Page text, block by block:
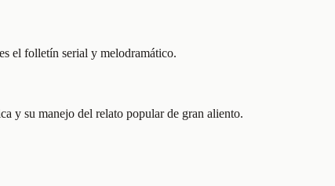
el folletín serial y melodramático.
y su manejo del relato popular de gran aliento.